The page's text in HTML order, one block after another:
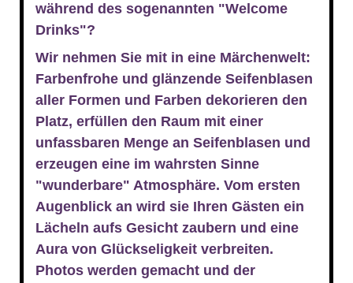
während des sogenannten "Welcome
Drinks"?
Wir nehmen Sie mit in eine Märchenwelt:
Farbenfrohe und glänzende Seifenblasen
aller Formen und Farben dekorieren den
Platz, erfüllen den Raum mit einer
unfassbaren Menge an Seifenblasen und
erzeugen eine im wahrsten Sinne
"wunderbare" Atmosphäre. Vom ersten
Augenblick an wird sie Ihren Gästen ein
Lächeln aufs Gesicht zaubern und eine
Aura von Glückseligkeit verbreiten.
Photos werden gemacht und der